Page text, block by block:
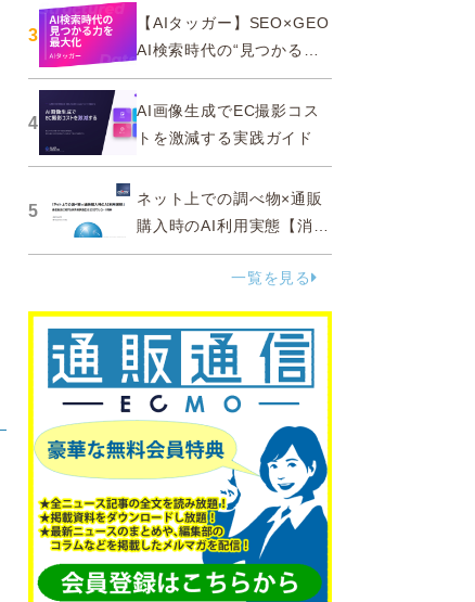
3
【AIタッガー】SEO×GEO
AI検索時代の“見つかる
力”を最大化
4
AI画像生成でEC撮影コス
トを激減する実践ガイド
5
ネット上での調べ物×通販
購入時のAI利用実態【消費
者調査 2025】
一覧を見る